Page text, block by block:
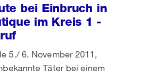
bei Einbruch in
im Kreis 1 -
5./ 6. November 2011,
Täter bei einem